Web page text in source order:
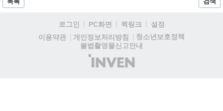
로그인 PC화면 퀵링크
설정
이용약관
개인정보처리방침
청소년보호정책
불법촬영물신고안내
(주)
인